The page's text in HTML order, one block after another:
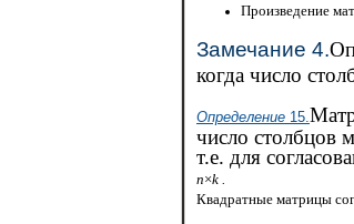
Произведение
Замечание 4.
когда число
Определение 15.
число столбцов
т.е. для
n×k .
Квадратные матрицы